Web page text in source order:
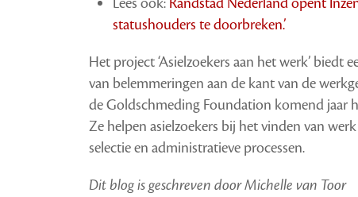
statushouders te doorbreken.’
Het project ‘Asielzoekers aan het werk’
van belemmeringen aan de kant van de
de Goldschmeding Foundation komend jaar
Ze helpen asielzoekers bij het vinden van
selectie en administratieve processen.
Dit blog is geschreven doorMichelle van Toor